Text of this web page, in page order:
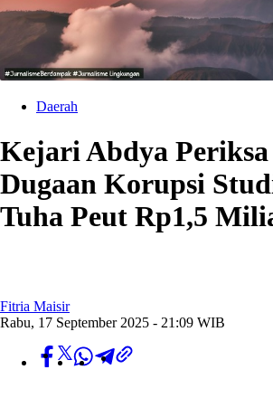
Daerah
Kejari Abdya Periksa
Dugaan Korupsi
Tuha Peut Rp1,5
Fitria Maisir
Rabu, 17 September 2025 - 21:09 WIB